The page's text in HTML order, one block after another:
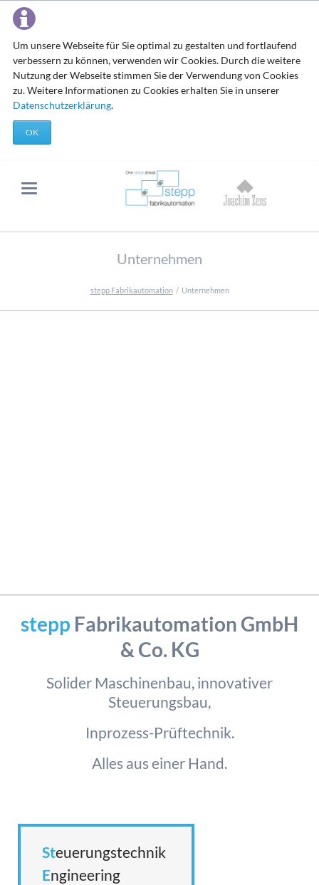
Um unsere Webseite für Sie optimal zu gestalten und fortlaufend
verbessern zu können, verwenden wir Cookies. Durch die weitere
Nutzung der Webseite stimmen Sie der Verwendung von Cookies
zu. Weitere Informationen zu Cookies erhalten Sie in unserer
Datenschutzerklärung.
OK
Unternehmen
stepp Fabrikautomation Unternehmen
stepp Fabrikautomation GmbH
& Co. KG
Solider Maschinenbau, innovativer
Steuerungsbau,
Inprozess-Prüftechnik.
Alles aus einer Hand.
Steuerungstechnik
Engineering